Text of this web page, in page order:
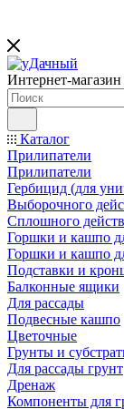
Интернет-магазин
Каталог
Прилипатели
Прилипатели
Гербицид (для
Выборочного
Сплошного
Горшки и кашпо
Горшки и кашпо
Подставки и
Балконные ящики
Для рассады
Подвесные кашпо
Цветочные
Грунты и
Для рассады грунт
Дренаж
Компоненты для